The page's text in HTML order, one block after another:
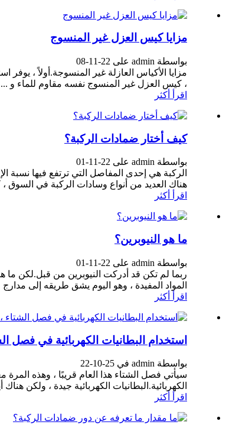
مزايا كيس العزل غير المنسوج
بواسطة admin على 22-11-08
مزايا الأكياس العازلة غير المنسوجة.أولاً ،
، كيس العزل غير المنسوج نفسه مقاوم للماء و ...
اقرأ أكثر
كيف أختار ضمادات الركبة؟
بواسطة admin على 22-11-01
الركبة هي إحدى المفاصل التي ترتفع فيها نسبة
هناك العديد من أنواع وسادات الركبة في السوق
اقرأ أكثر
ما هو النيوبرين؟
بواسطة admin على 22-11-01
المواد المفيدة ، وهو اليوم يشق طريقه إلى
اقرأ أكثر
استخدام البطانيات الكهربائية في فصل
بواسطة admin في 25-10-22
سيأتي فصل الشتاء هذا العام قريبًا ، وهذه المرة
الكهربائية.البطانيات الكهربائية جيدة ، ولكن
اقرأ أكثر